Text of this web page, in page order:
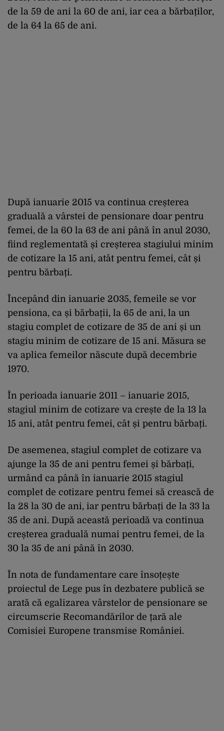
de la 59 de ani la 60 de ani, iar cea a bărbaților,
de la 64 la 65 de ani.
După ianuarie 2015 va continua creșterea
graduală a vârstei de pensionare doar pentru
femei, de la 60 la 63 de ani până în anul 2030,
fiind reglementată și creșterea stagiului minim
de cotizare la 15 ani, atât pentru femei, cât și
pentru bărbați.
Începând din ianuarie 2035, femeile se vor
pensiona, ca și bărbații, la 65 de ani, la un
stagiu complet de cotizare de 35 de ani și un
stagiu minim de cotizare de 15 ani. Măsura se
va aplica femeilor născute după decembrie
1970.
În perioada ianuarie 2011 – ianuarie 2015,
stagiul minim de cotizare va crește de la 13 la
15 ani, atât pentru femei, cât și pentru bărbați.
De asemenea, stagiul complet de cotizare va
ajunge la 35 de ani pentru femei și bărbați,
urmând ca până în ianuarie 2015 stagiul
complet de cotizare pentru femei să crească de
la 28 la 30 de ani, iar pentru bărbați de la 33 la
35 de ani. După această perioadă va continua
creșterea graduală numai pentru femei, de la
30 la 35 de ani până în 2030.
În nota de fundamentare care însoțește
proiectul de Lege pus în dezbatere publică se
arată că egalizarea vârstelor de pensionare se
circumscrie Recomandărilor de țară ale
Comisiei Europene transmise României.